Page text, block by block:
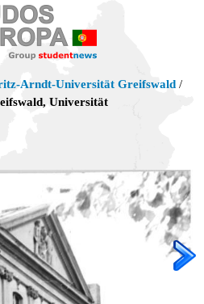
Arndt-Universität Greifswald/
Universität